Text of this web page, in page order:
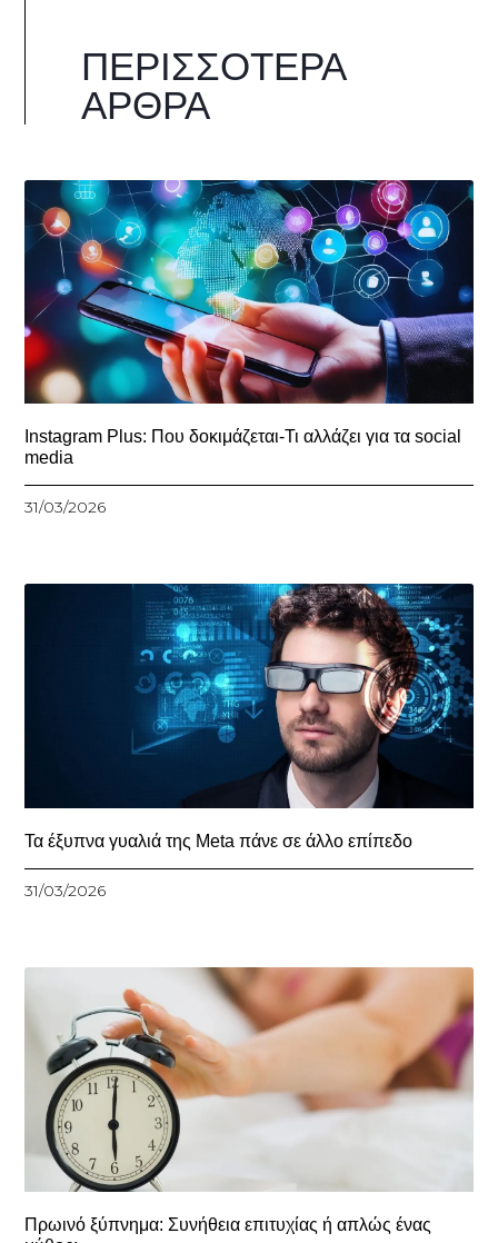
ΠΕΡΙΣΣΌΤΕΡΑ
ΆΡΘΡΑ
Instagram Plus: Που δοκιμάζεται-Τι αλλάζει για τα social
media
31/03/2026
Τα έξυπνα γυαλιά της Meta πάνε σε άλλο επίπεδο
31/03/2026
Πρωινό ξύπνημα: Συνήθεια επιτυχίας ή απλώς ένας